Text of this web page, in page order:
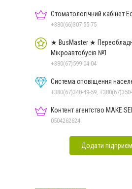
Стоматологічний кабінет
+380(66)307-55-75
★ BusMaster ★
Мікроавтобусів №1
+380(67)599-04-04
Система сповіщення
+380(67)340-49-59,
Контент агентство MAKE
0504262624
Додати